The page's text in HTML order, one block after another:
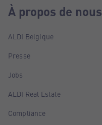
À propos de nous
ALDI Belgique
Presse
Jobs
ALDI Real Estate
Compliance